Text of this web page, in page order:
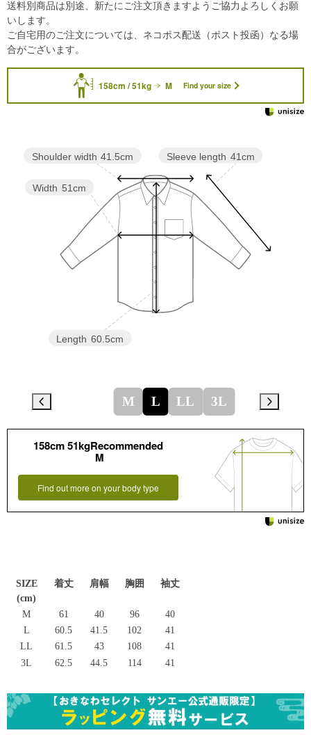
158cm / 51kg M Find your size
Sleeve length 41cm
Length 60.5cm
Width 51cm
Shoulder width 41.5cm
M L LL 3L
158cm 51kgRecommended
M
Find out more on your body type
SIZE
(cm)
着丈 肩幅 胸囲 袖丈
M 61 40 96
40
L
60.5 41.5 102
41
LL
61.5 43 108
41
3L
62.5 44.5 114 41
送料別商品は別途、新たにご注文頂きますようご協力よろしくお願
いします。
ご自宅用のご注文については、ネコポス配送（ポスト投函）なる場
合がございます。